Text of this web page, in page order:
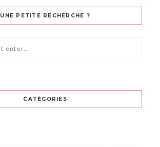
UNE PETITE RECHERCHE ?
CATÉGORIES